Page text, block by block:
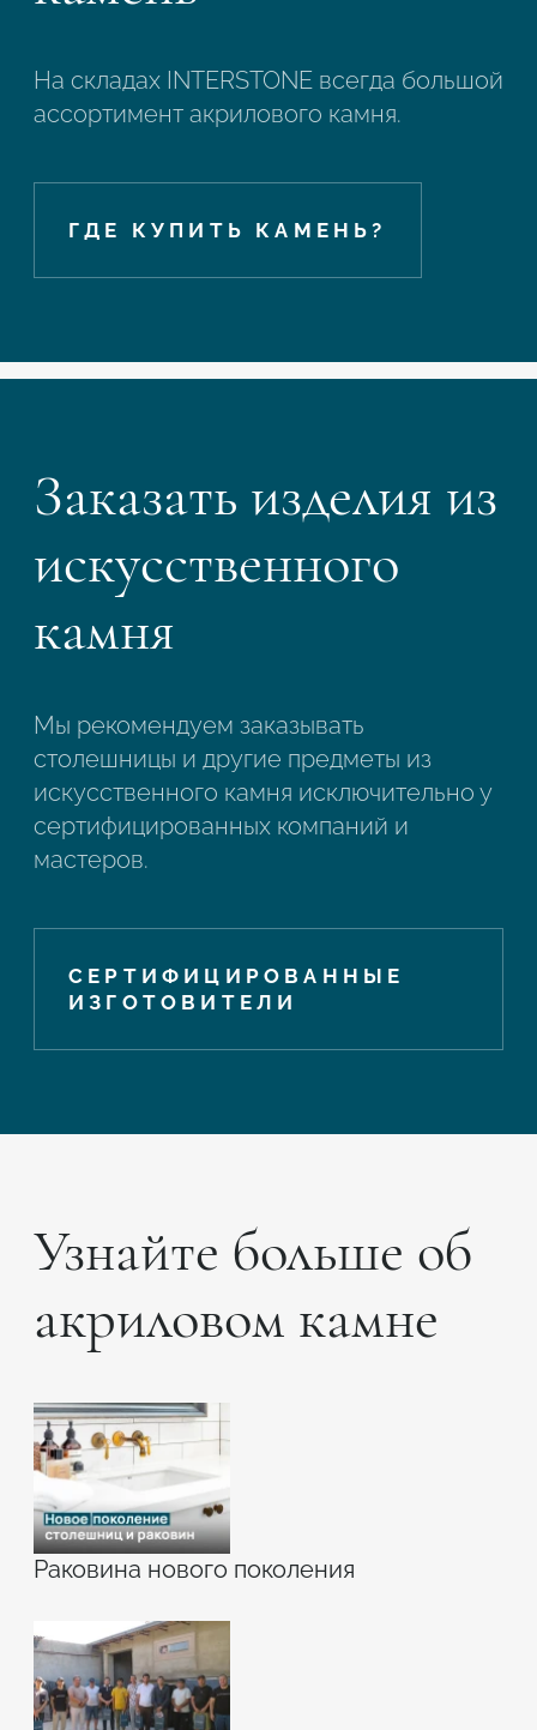
На складах INTERSTONE всегда большой
ассортимент акрилового камня.
ГДЕ КУПИТЬ КАМЕНЬ?
Заказать изделия из
искусственного
камня
Мы рекомендуем заказывать
столешницы и другие предметы из
искусственного камня исключительно у
сертифицированных компаний и
мастеров.
СЕРТИФИЦИРОВАННЫЕ
ИЗГОТОВИТЕЛИ
Узнайте больше об
акриловом камне
Раковина нового поколения